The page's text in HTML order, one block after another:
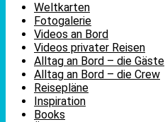
Weltkarten
Fotogalerie
Videos an Bord
Videos privater Reisen
Alltag an Bord – die Gäste
Alltag an Bord – die Crew
Reisepläne
Inspiration
Books